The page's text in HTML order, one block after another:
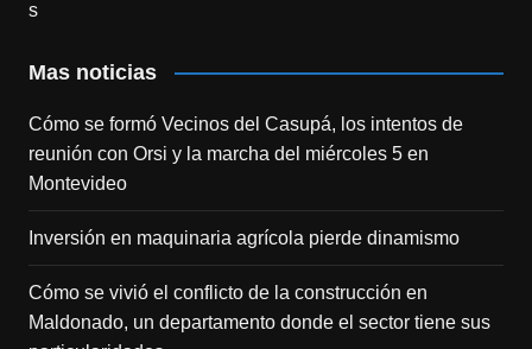
Mas noticias
Cómo se formó Vecinos del Casupá, los intentos de
reunión con Orsi y la marcha del miércoles 5 en
Montevideo
Inversión en maquinaria agrícola pierde dinamismo
Cómo se vivió el conflicto de la construcción en
Maldonado, un departamento donde el sector tiene sus